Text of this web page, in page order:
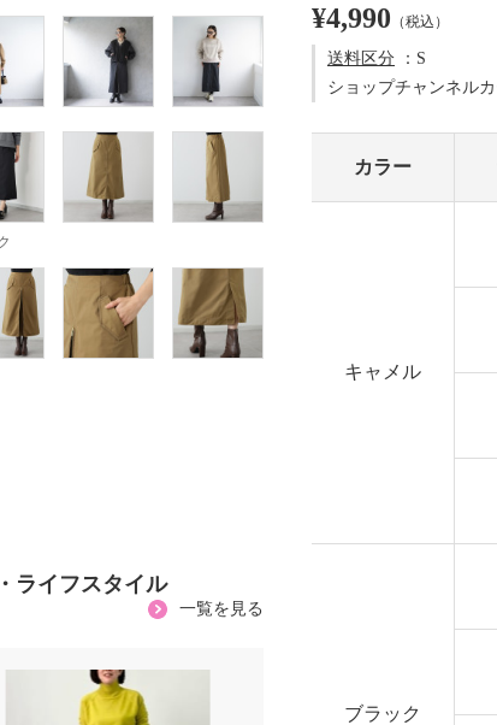
ライフスタイル
一覧を見る
¥4,990 （税込）
送料区分 ：S
ショップチャンネル
カラー
キャメル
ブラック